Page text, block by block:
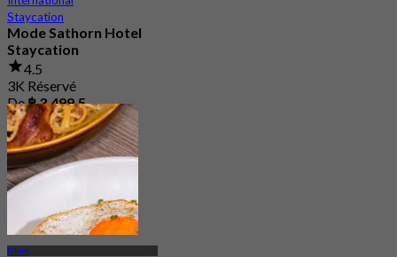
Staycation
Mode Sathorn Hotel
Staycation
4.5
3K Réservé
De฿ 3,499.5
Silom